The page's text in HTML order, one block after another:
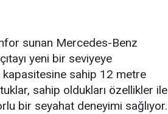
sunan Mercedes-Benz
yeni bir seviyeye
sahip 12 metre
sahip oldukları özellikler ile
bir seyahat deneyimi sağlıyor.